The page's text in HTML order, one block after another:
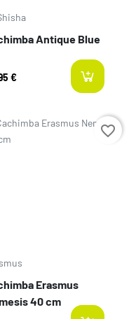
items
Antique Blue
€
Erasmus
40 cm
favorite_border